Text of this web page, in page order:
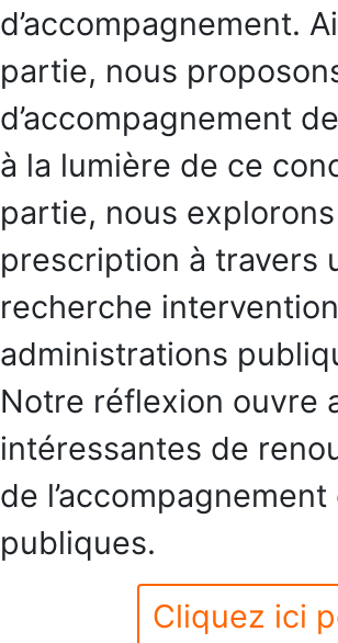
d’accompagnement.
partie, nous
d’accompagnement
à la lumière de ce
partie, nous
prescription à travers
recherche
administrations
Notre réflexion ouvre
intéressantes de
de
publiques.
Cliquez ici